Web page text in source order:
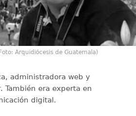
Arquidiócesis de Guatemala)
administradora web y
. También era experta en
digital.